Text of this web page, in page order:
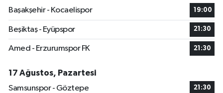
Başakşehir - Kocaelispor
19:00
Beşiktaş - Eyüpspor 21:30
Amed - Erzurumspor FK 21:30
17 Ağustos, Pazartesi
Samsunspor - Göztepe
21:30